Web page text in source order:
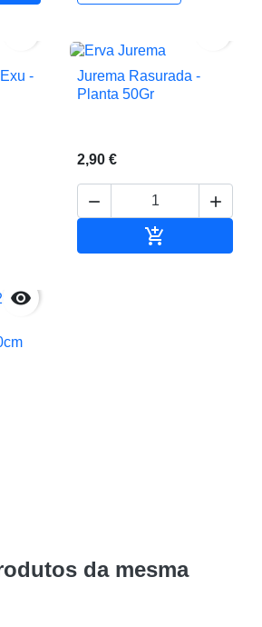
-
Jurema Rasurada -
Planta 50Gr
2,90 €
 


da mesma